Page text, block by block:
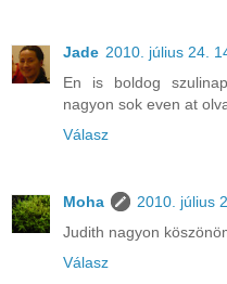
Jade 2010. július 24.
En is boldog
nagyon sok even at
Válasz
Moha
2010. július
Judith nagyon
Válasz